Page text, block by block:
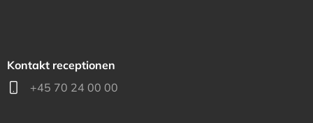
Kontakt receptionen
+45 70 24 00 00